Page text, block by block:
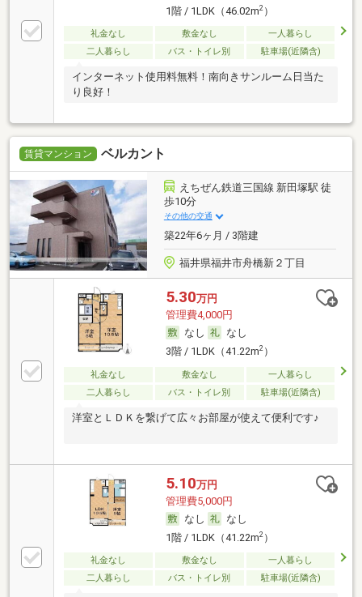
1階 / 1LDK（46.02m2）
礼金なし 敷金なし
一人暮らし
二人暮らし
バス・トイレ別 駐車場(近隣含)
インターネット使用料無料！南向きサンルーム日当た
り良好！
賃貸マンション ベルカント
えちぜん鉄道三国線 新田塚駅 徒
歩10分
その他の交通
築22年6ヶ月 / 3階建
福井県福井市舟橋新２丁目
5.30万円
管理費4,000円
なし
なし
3階 / 1LDK（41.22m2）
礼金なし 敷金なし
一人暮らし
二人暮らし
バス・トイレ別 駐車場(近隣含)
洋室とＬＤＫを繋げて広々お部屋が使えて便利です♪
5.10万円
管理費5,000円
なし
なし
1階 / 1LDK（41.22m2）
礼金なし 敷金なし
一人暮らし
二人暮らし
バス・トイレ別 駐車場(近隣含)